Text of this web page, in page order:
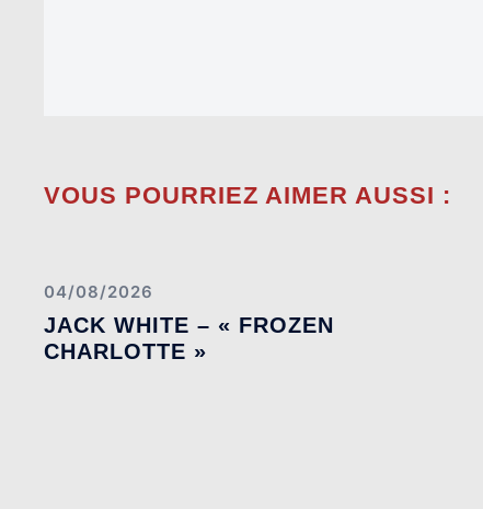
VOUS POURRIEZ AIMER AUSSI :
04/08/2026
JACK WHITE – « FROZEN
CHARLOTTE »